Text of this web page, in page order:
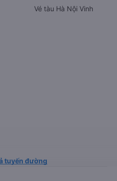
Vé tàu Hà Nội Vinh
tuyến đường